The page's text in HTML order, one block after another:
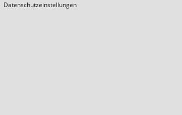
Datenschutzeinstellungen